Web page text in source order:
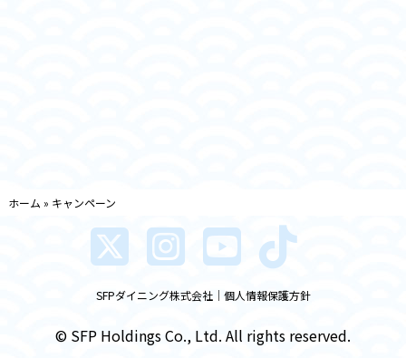
ホーム » キャンペーン
SFPダイニング株式会社 個人情報保護方針
© SFP Holdings Co., Ltd. All rights reserved.